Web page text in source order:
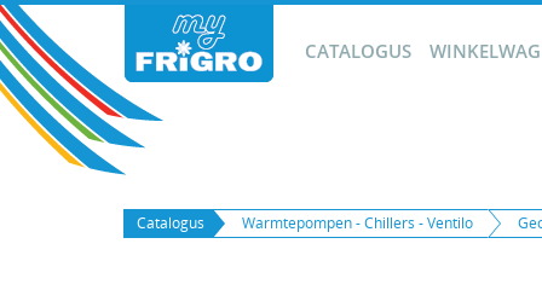
CATALOGUS
Catalogus Warmtepompen - Chillers - Ventilo